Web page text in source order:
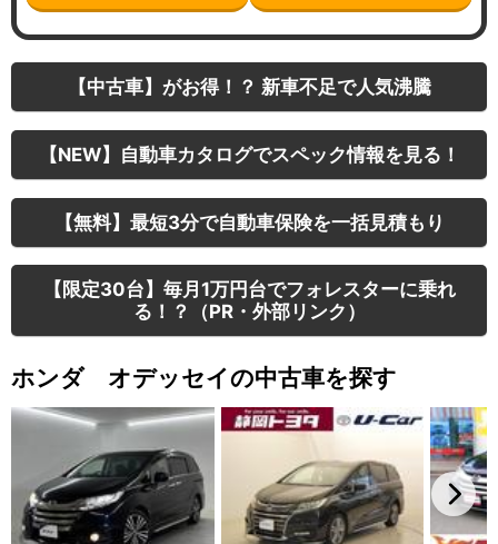
【中古車】がお得！？ 新車不足で人気沸騰
【NEW】自動車カタログでスペック情報を見る！
【無料】最短3分で自動車保険を一括見積もり
【限定30台】毎月1万円台でフォレスターに乗れ
る！？（PR・外部リンク）
ホンダ オデッセイの中古車を探す